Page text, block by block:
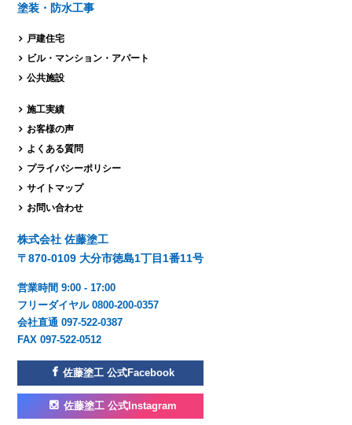
塗装・防水工事
戸建住宅
ビル・マンション・ アパート
公共施設
施工実績
お客様の声
よくある質問
プライバシーポリシー
サイトマップ
お問い合わせ
株式会社 佐藤塗工
〒870-0109 大分市徳島1丁目1番11号
営業時間 9:00 - 17:00
フリーダイヤル 0800-200-0357
会社直通 097-522-0387
FAX 097-522-0512
佐藤塗工 公式Facebook
佐藤塗工 公式Instagram